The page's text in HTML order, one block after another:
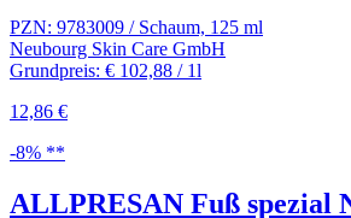
PZN: 9783009 / Schaum, 125 ml
Neubourg Skin Care GmbH
Grundpreis: € 102,88 / 1l
12,86 €
-8% **
ALLPRESAN Fuß spezial